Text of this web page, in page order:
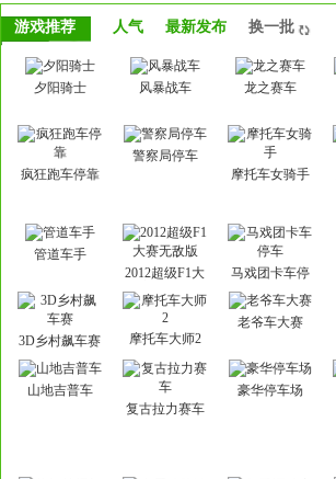
游戏推荐 人气 最新发布 换一批
夕阳骑士 风暴战车 龙之赛车
疯狂跑车停靠
警察局停车
摩托车女骑手
管道车手
2012超级F1大
马戏团卡车停
3D乡村飙车赛 摩托车大师2
老爷车大赛
山地吉普车
复古拉力赛车
豪华停车场